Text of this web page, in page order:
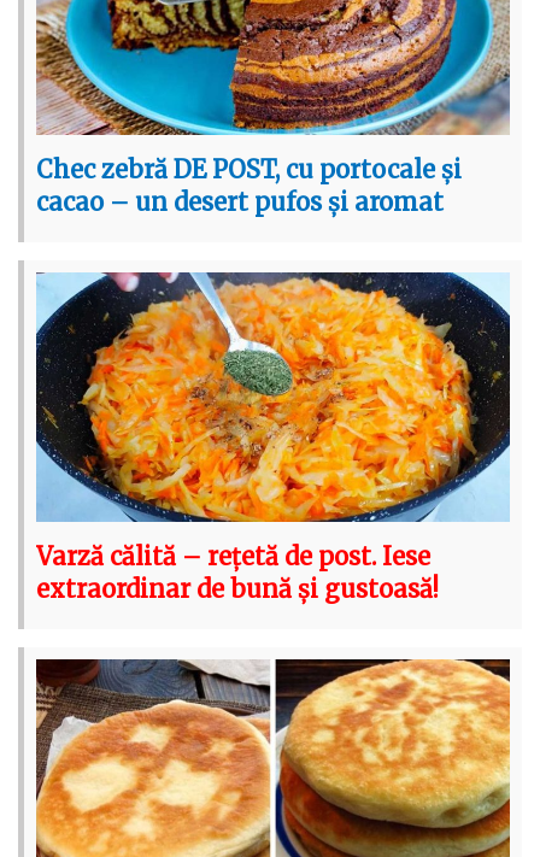
Chec zebră DE POST, cu portocale și
cacao – un desert pufos și aromat
Varză călită – rețetă de post. Iese
extraordinar de bună și gustoasă!